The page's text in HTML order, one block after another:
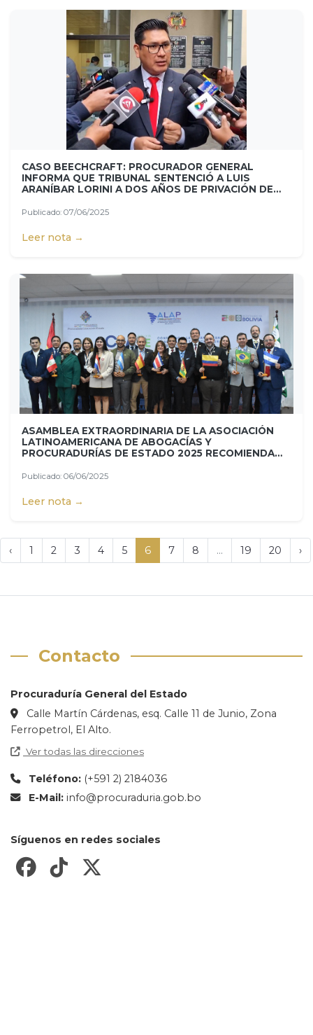
CASO BEECHCRAFT: PROCURADOR GENERAL
INFORMA QUE TRIBUNAL SENTENCIÓ A LUIS
ARANÍBAR LORINI A DOS AÑOS DE PRIVACIÓN DE
COMPRA IRREGULAR DE UNA AERONAVE
Publicado: 07/06/2025
Leer nota →
ASAMBLEA EXTRAORDINARIA DE LA ASOCIACIÓN
LATINOAMERICANA DE ABOGACÍAS Y
PROCURADURÍAS DE ESTADO 2025 RECOMIENDA
ENTRE PAÍSES DE LA REGIÓN
Publicado: 06/06/2025
Leer nota →
‹ 1 2 3 4 5 6 7 8 ... 19 20 ›
Contacto
Procuraduría General del Estado
Calle Martín Cárdenas, esq. Calle 11 de Junio, Zona
Ferropetrol, El Alto.
Ver todas las direcciones
Teléfono: (+591 2) 2184036
E-Mail: info@procuraduria.gob.bo
Síguenos en redes sociales